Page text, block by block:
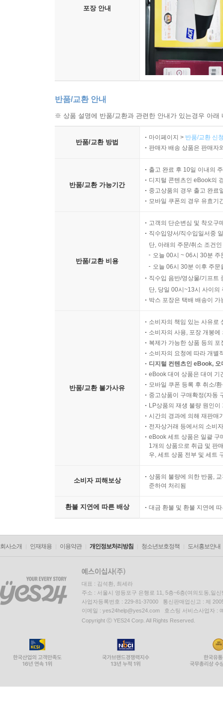
포장 안내
반품/교환 안내
※ 상품 설명에 반품/교환과 관련한 안내가 있는경우 아
반품/교환 방법
마이페이지 > 반품/교환 신
판매자 배송 상품은 판매자
반품/교환 가능기간
출고 완료 후 10일 이내의
디지털 콘텐츠인 eBook의
중고상품의 경우 출고 완료
모바일 쿠폰의 경우 유효기
반품/교환 비용
고객의 단순변심 및 착오구
직수입양서/직수입일서중
단, 아래의 주문/취소 조건
오늘 00시 ~ 06시 30분
오늘 06시 30분 이후 주
직수입 음반/영상물/기프트
단, 당일 00시~13시 사이의
박스 포장은 택배 배송이
반품/교환 불가사유
소비자의 책임 있는 사유로
소비자의 사용, 포장 개봉
복제가 가능한 상품 등의
소비자의 요청에 따라 개별
디지털 컨텐츠인 eBook,
eBook 대여 상품은 대여 기
모바일 쿠폰 등록 후 취소/
중고상품이 구매확정(자동
LP상품의 재생 불량 원인
시간의 경과에 의해 재판매
전자상거래 등에서의 소비
eBook 세트 상품은 일괄 구
1개의 상품으로 취급 및 판
우, 세트 상품 전부 및 세트
소비자 피해보상
상품의 불량에 의한 반품,
준하여 처리됨
환불 지연에 따른 배상 대금 환불 및 환불 지연에
회사소개 인재채용 이용약관 개인정보처리방침 청소년보호정책 도서홍보안내
대표 : 김석환, 최세라
주소 : 서울시 영등포구 은행로 11, 5층~6층(여의도동,일신
사업자등록번호 : 229-81-37000 통신판매업신고 : 제
이메일 : yes24help@yes24.com 호스팅 서비스사업자 :
Copyright ⓒ YES24 Corp. All Rights Reserved.